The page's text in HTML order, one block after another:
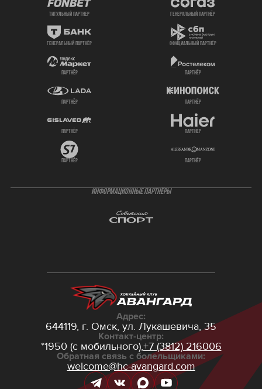
титульный партнер генеральный партнёр
генеральный партнёр официальный партнёр
партнёр партнёр
партнёр партнёр
партнёр партнёр
партнёр партнёр
ИНФОРМАЦИОННЫЕ ПАРТНЁРЫ
Адрес:
644119, г. Омск, ул. Лукашевича, 35
Контакт-центр:
*1950 (с мобильного),+7 (3812) 216006
Обратная связь с болельщиками:
welcome@hc-avangard.com